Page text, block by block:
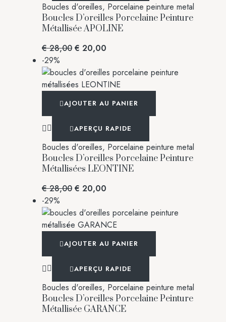
Boucles d'oreilles, Porcelaine peinture metal
Boucles D’oreilles Porcelaine Peinture
Métallisée APOLINE
€28,00 € 20,00
-29%
AJOUTER AU PANIER
APERÇU RAPIDE
Boucles d'oreilles, Porcelaine peinture metal
Boucles D’oreilles Porcelaine Peinture
Métallisées LEONTINE
€28,00 € 20,00
-29%
AJOUTER AU PANIER
APERÇU RAPIDE
Boucles d'oreilles, Porcelaine peinture metal
Boucles D’oreilles Porcelaine Peinture
Métallisée GARANCE